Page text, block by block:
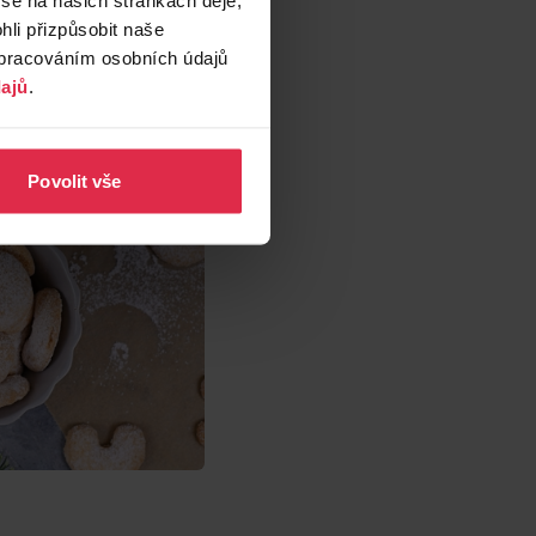
přizpůsobit naše
osobních údajů
.
Povolit vše
Letos je